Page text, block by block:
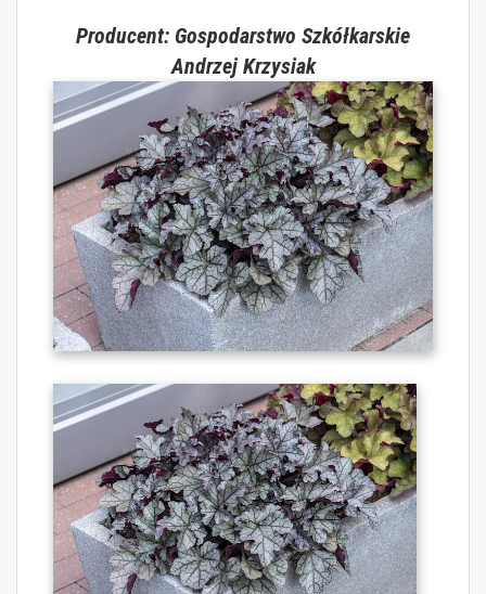
Producent: Gospodarstwo Szkółkarskie
Andrzej Krzysiak